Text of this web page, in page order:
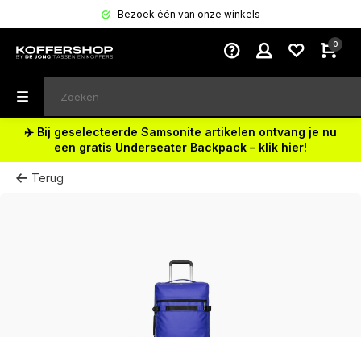
Bezoek één van onze winkels
0
✈️ Bij geselecteerde Samsonite artikelen ontvang je nu
een gratis Underseater Backpack – klik hier!
Terug